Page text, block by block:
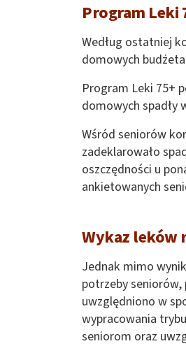
Program Leki
Według ostatniej
domowych
Program Leki 75+
domowych spadły
Wśród seniorów
zadeklarowało
oszczędności u
ankietowanych
Wykaz leków
Jednak mimo
potrzeby
uwzględniono w
wypracowania
seniorom oraz